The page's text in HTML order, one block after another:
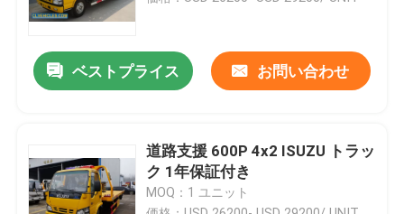
引用を要求しなさい
ISUZUの消火活動のトラック
ISUZU ゴミ箱
ベストプライス お問い合わせ
道路支援 600P 4x2 ISUZU トラッ
ク 1年保証付き
MOQ：1 ユニット